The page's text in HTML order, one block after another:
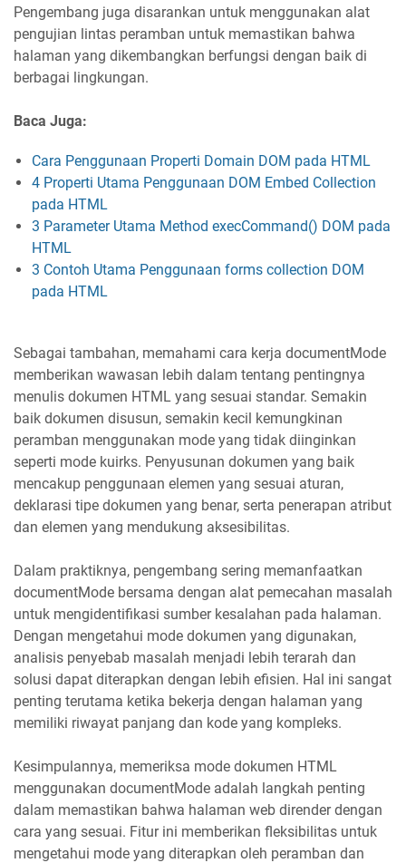
Pengembang juga disarankan untuk menggunakan alat
pengujian lintas peramban untuk memastikan bahwa
halaman yang dikembangkan berfungsi dengan baik di
berbagai lingkungan.
Baca Juga:
Cara Penggunaan Properti Domain DOM pada HTML
4 Properti Utama Penggunaan DOM Embed Collection
pada HTML
3 Parameter Utama Method execCommand() DOM pada
HTML
3 Contoh Utama Penggunaan forms collection DOM
pada HTML
Sebagai tambahan, memahami cara kerja documentMode
memberikan wawasan lebih dalam tentang pentingnya
menulis dokumen HTML yang sesuai standar. Semakin
baik dokumen disusun, semakin kecil kemungkinan
peramban menggunakan mode yang tidak diinginkan
seperti mode kuirks. Penyusunan dokumen yang baik
mencakup penggunaan elemen yang sesuai aturan,
deklarasi tipe dokumen yang benar, serta penerapan atribut
dan elemen yang mendukung aksesibilitas.
Dalam praktiknya, pengembang sering memanfaatkan
documentMode bersama dengan alat pemecahan masalah
untuk mengidentifikasi sumber kesalahan pada halaman.
Dengan mengetahui mode dokumen yang digunakan,
analisis penyebab masalah menjadi lebih terarah dan
solusi dapat diterapkan dengan lebih efisien. Hal ini sangat
penting terutama ketika bekerja dengan halaman yang
memiliki riwayat panjang dan kode yang kompleks.
Kesimpulannya, memeriksa mode dokumen HTML
menggunakan documentMode adalah langkah penting
dalam memastikan bahwa halaman web dirender dengan
cara yang sesuai. Fitur ini memberikan fleksibilitas untuk
mengetahui mode yang diterapkan oleh peramban dan